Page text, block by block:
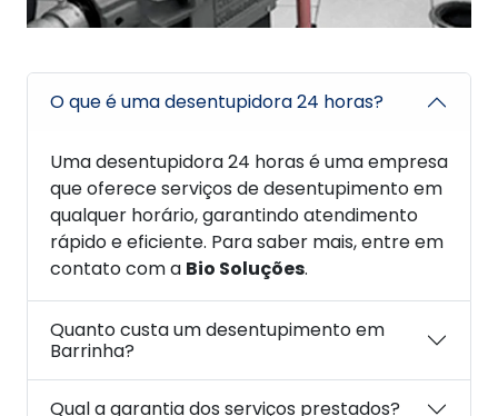
O que é uma desentupidora 24 horas?
Uma desentupidora 24 horas é uma empresa
que oferece serviços de desentupimento em
qualquer horário, garantindo atendimento
rápido e eficiente. Para saber mais, entre em
contato com a Bio Soluções.
Quanto custa um desentupimento em
Barrinha?
Qual a garantia dos serviços prestados?